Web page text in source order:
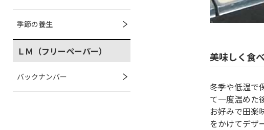
季節の養生
ＬＭ（フリーペーパー）
バックナンバー
美味しく食
冬季や低温で
て一度温めた
お好みで田楽
をかけてデザ